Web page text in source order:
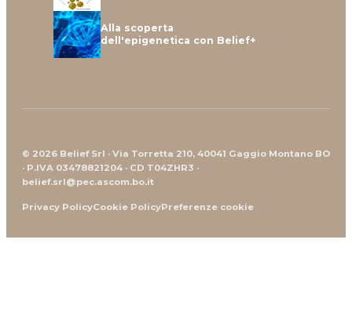
Alla scoperta
dell'epigenetica con Belief+
© 2026 Belief Srl · Via Torretta 210, 40041 Gaggio Montano BO
· P.IVA 03478821204 · CD T04ZHR3 ·
belief.srl@pec.ascom.bo.it
Privacy PolicyCookie PolicyPreferenze cookie